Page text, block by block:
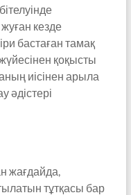
кезде
бастаған тамақ
қоқысты
иісінен арыла
әдістері
жағдайда,
тұтқасы бар